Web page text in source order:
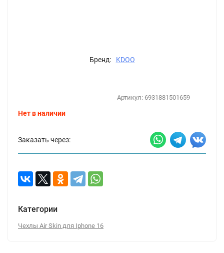
Бренд: KDOO
Артикул: 6931881501659
Нет в наличии
Заказать через:
Категории
Чехлы Air Skin для Iphone 16